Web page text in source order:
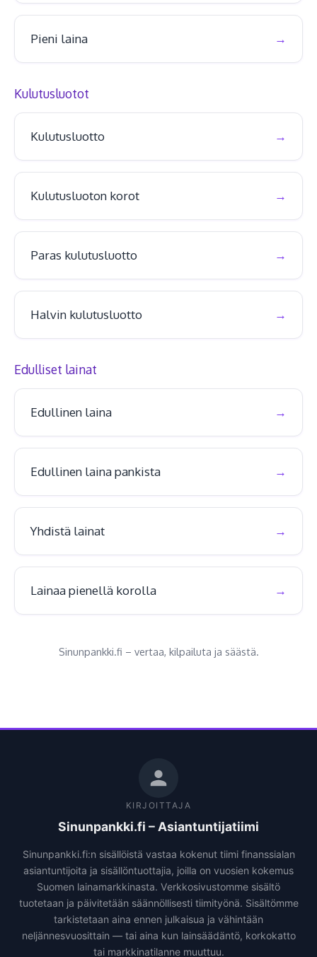
Pieni laina
Kulutusluotot
Kulutusluotto
Kulutusluoton korot
Paras kulutusluotto
Halvin kulutusluotto
Edulliset lainat
Edullinen laina
Edullinen laina pankista
Yhdistä lainat
Lainaa pienellä korolla
Sinunpankki.fi – vertaa, kilpailuta ja säästä.
KIRJOITTAJA
Sinunpankki.fi – Asiantuntijatiimi
Sinunpankki.fi:n sisällöistä vastaa kokenut tiimi finanssialan
asiantuntijoita ja sisällöntuottajia, joilla on vuosien kokemus
Suomen lainamarkkinasta. Verkkosivustomme sisältö
tuotetaan ja päivitetään säännöllisesti tiimityönä. Sisältömme
tarkistetaan aina ennen julkaisua ja vähintään
neljännesvuosittain — tai aina kun lainsäädäntö, korkokatto
tai markkinatilanne muuttuu.